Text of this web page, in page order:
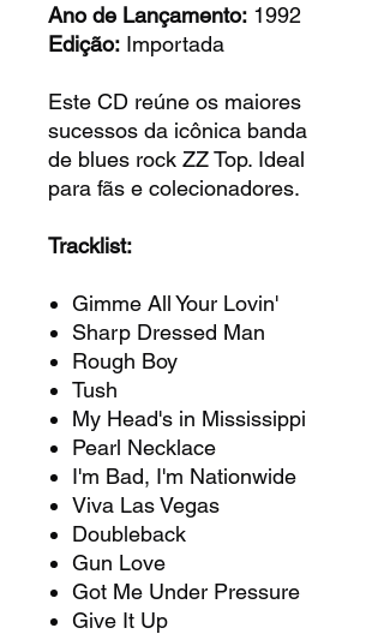
Ano de Lançamento: 1992
Edição: Importada
Este CD reúne os maiores
sucessos da icônica banda
de blues rock ZZ Top. Ideal
para fãs e colecionadores.
Tracklist:
Gimme All Your Lovin'
Sharp Dressed Man
Rough Boy
Tush
My Head's in Mississippi
Pearl Necklace
I'm Bad, I'm Nationwide
Viva Las Vegas
Doubleback
Gun Love
Got Me Under Pressure
Give It Up